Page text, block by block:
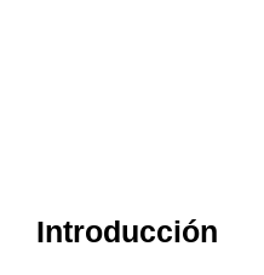
Introducción